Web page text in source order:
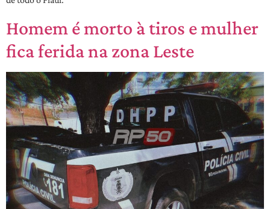
Homem é morto à tiros e mulher
fica ferida na zona Leste